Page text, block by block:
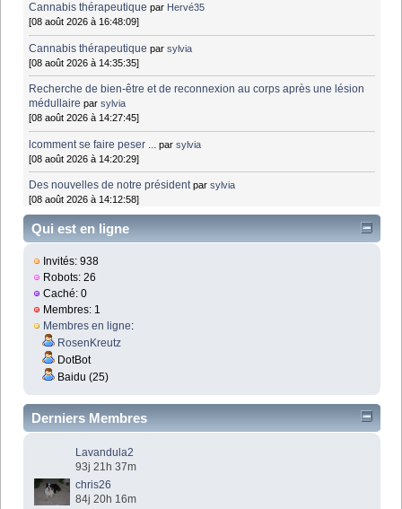
Cannabis thérapeutique par Hervé35
[08 août 2026 à 16:48:09]
Cannabis thérapeutique parsylvia
[08 août 2026 à 14:35:35]
Recherche de bien-être et de reconnexion au corps après une lésion
médullaire parsylvia
[08 août 2026 à 14:27:45]
lcomment se faire peser ... parsylvia
[08 août 2026 à 14:20:29]
Des nouvelles de notre président parsylvia
[08 août 2026 à 14:12:58]
Qui est en ligne
Invités: 938
Robots: 26
Caché: 0
Membres: 1
Membres en ligne:
RosenKreutz
DotBot
Baidu (25)
Derniers Membres
Lavandula2
93j 21h 37m
chris26
84j 20h 16m